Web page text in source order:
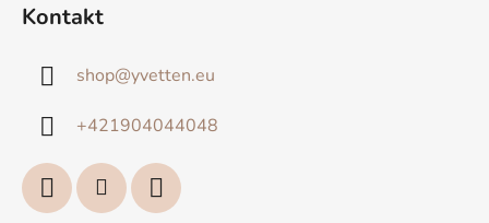
Kontakt
shop@yvetten.eu
+421904044048